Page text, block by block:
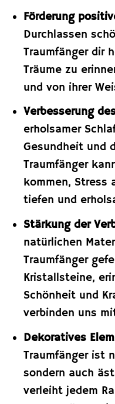
Förderung
Durchlassen
Traumfänger dir
Träume zu
und von ihrer
Verbesserung
erholsamer
Gesundheit und
Traumfänger
kommen, Stress
tiefen und
Stärkung der
natürlichen
Traumfänger
Kristallsteine,
Schönheit und
verbinden uns
Dekoratives
Traumfänger ist
sondern auch
verleiht jedem